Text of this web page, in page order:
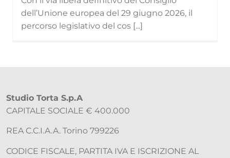
dell’Unione europea del 29 giugno 2026, il
percorso legislativo del cos [...]
Studio Torta S.p.A
CAPITALE SOCIALE € 400.000
REA C.C.I.A.A. Torino 799226
CODICE FISCALE, PARTITA IVA E ISCRIZIONE AL